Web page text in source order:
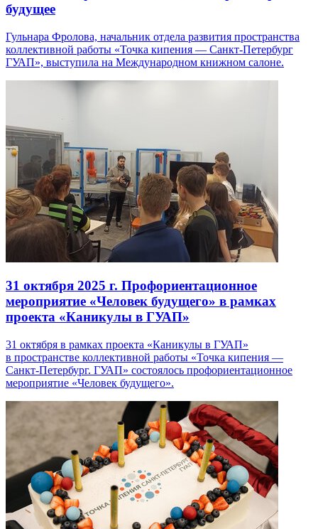
будущее
Гульнара Фролова, начальник отдела развития пространства
коллективной работы «Точка кипения — Санкт-Петербург
ГУАП», выступила на Международном книжном салоне.
31 октября 2025 г. Профориентационное
мероприятие «Человек будущего» в рамках
проекта «Каникулы в ГУАП»
31 октября в рамках проекта «Каникулы в ГУАП»
в пространстве коллективной работы «Точка кипения —
Санкт-Петербург. ГУАП» состоялось профориентационное
мероприятие «Человек будущего».